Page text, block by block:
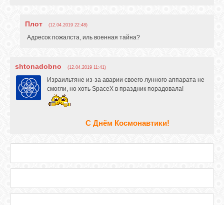
Плот (12.04.2019 22:48)
Адресок пожалста, иль военная тайна?
shtonadobno (12.04.2019 11:41)
Израильтяне из-за аварии своего лунного аппарата не
смогли, но хоть SpaceX в праздник порадовала!
С Днём Космонавтики!